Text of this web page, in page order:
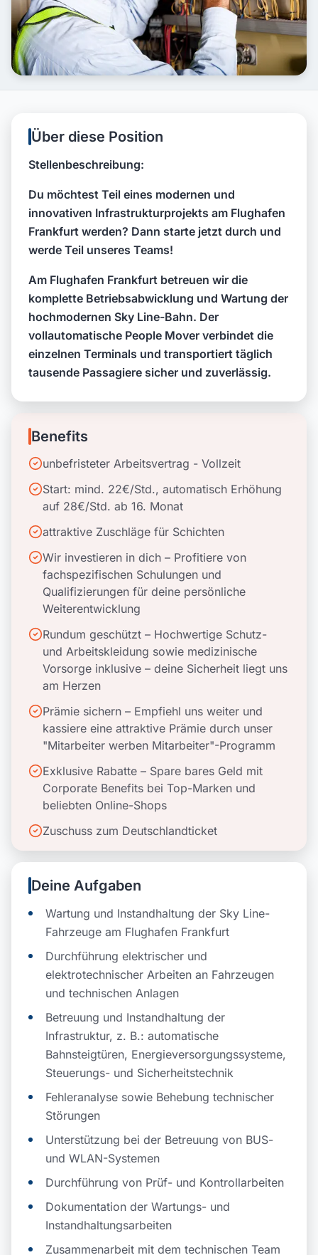
Über diese Position
Stellenbeschreibung:
Du möchtest Teil eines modernen und
innovativen Infrastrukturprojekts am Flughafen
Frankfurt werden? Dann starte jetzt durch und
werde Teil unseres Teams!
Am Flughafen Frankfurt betreuen wir die
komplette Betriebsabwicklung und Wartung der
hochmodernen Sky Line-Bahn. Der
vollautomatische People Mover verbindet die
einzelnen Terminals und transportiert täglich
tausende Passagiere sicher und zuverlässig.
Benefits
unbefristeter Arbeitsvertrag - Vollzeit
Start: mind. 22€/Std., automatisch Erhöhung
auf 28€/Std. ab 16. Monat
attraktive Zuschläge für Schichten
Wir investieren in dich – Profitiere von
fachspezifischen Schulungen und
Qualifizierungen für deine persönliche
Weiterentwicklung
Rundum geschützt – Hochwertige Schutz-
und Arbeitskleidung sowie medizinische
Vorsorge inklusive – deine Sicherheit liegt uns
am Herzen
Prämie sichern – Empfiehl uns weiter und
kassiere eine attraktive Prämie durch unser
"Mitarbeiter werben Mitarbeiter"-Programm
Exklusive Rabatte – Spare bares Geld mit
Corporate Benefits bei Top-Marken und
beliebten Online-Shops
Zuschuss zum Deutschlandticket
Deine Aufgaben
Wartung und Instandhaltung der Sky Line-
Fahrzeuge am Flughafen Frankfurt
Durchführung elektrischer und
elektrotechnischer Arbeiten an Fahrzeugen
und technischen Anlagen
Betreuung und Instandhaltung der
Infrastruktur, z. B.: automatische
Bahnsteigtüren, Energieversorgungssysteme,
Steuerungs- und Sicherheitstechnik
Fehleranalyse sowie Behebung technischer
Störungen
Unterstützung bei der Betreuung von BUS-
und WLAN-Systemen
Durchführung von Prüf- und Kontrollarbeiten
Dokumentation der Wartungs- und
Instandhaltungsarbeiten
Zusammenarbeit mit dem technischen Team